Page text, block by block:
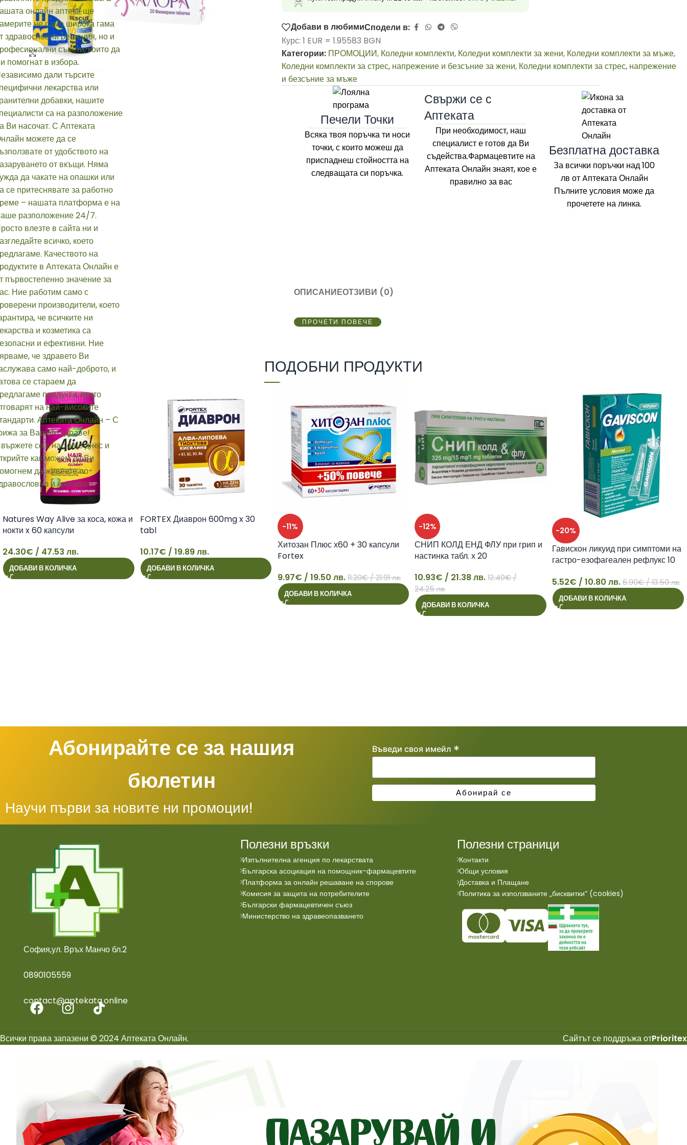
Click to enlarge
Добави в любимиСподели в:
Курс: 1 EUR = 1.95583 BGN
Категории: ПРОМОЦИИ, Коледни комплекти, Коледни комплекти за жени, Коледни комплекти за мъже,
Коледни комплекти за стрес, напрежение и безсъние за жени, Коледни комплекти за стрес, напрежение
и безсъние за мъже
Печели Точки
Всяка твоя поръчка ти носи
точки, с които можеш да
приспаднеш стойността на
следващата си поръчка.
Свържи се с
Аптеката
При необходимост, наш
специалист е готов да Ви
съдейства.Фармацевтите на
Аптеката Онлайн знаят, кое е
правилно за вас
Безплатна доставка
За всички поръчки над 100
лв от Aптеката Онлайн
Пълните условия може да
прочетете на линка.
ОПИСАНИЕОТЗИВИ (0)
ПРОЧЕТИ ПОВЕЧЕ
ПОДОБНИ ПРОДУКТИ
Natures Way Alive за коса, кожа и
нокти x 60 капсули
24.30€ / 47.53 лв.
ДОБАВИ В КОЛИЧКА
FORTEX Диаврон 600mg x 30
tabl
10.17€ / 19.89 лв.
ДОБАВИ В КОЛИЧКА
-11%
Хитозан Плюс х60 + 30 капсули
Fortex
9.97€ / 19.50 лв.11.20€/ 21.91 лв.
ДОБАВИ В КОЛИЧКА
-12%
10
СНИП КОЛД ЕНД ФЛУ при грип и
настинка табл. х 20
10.93€ / 21.38 лв.12.40€/
24.25 лв.
ДОБАВИ В КОЛИЧКА
-20%
Гавискон ликуид при симптоми на
гастро-езофагеален рефлукс 10
5.52€ / 10.80 лв.6.90€/ 13.50 лв.
ДОБАВИ В КОЛИЧКА
Абонирайте се за нашия
бюлетин
Научи първи за новите ни промоции!
Въведи своя имейл *
София,ул. Връх Манчо бл.2
0890105559
contact@aptekata.online
Полезни връзки
Изпълнителна агенция по лекарствата
Българска асоциация на помощник-фармацевтите
Платформа за онлайн решаване на спорове
Комисия за защита на потребителите
Български фармацевтичен съюз
Министерство на здравеопазването
Полезни страници
Контакти
Общи условия
Доставка и Плащане
Политика за използваните „бисквитки“ (cookies)
Всички права запазени © 2024 Аптеката Онлайн. Сайтът се поддръжа отPrioritex